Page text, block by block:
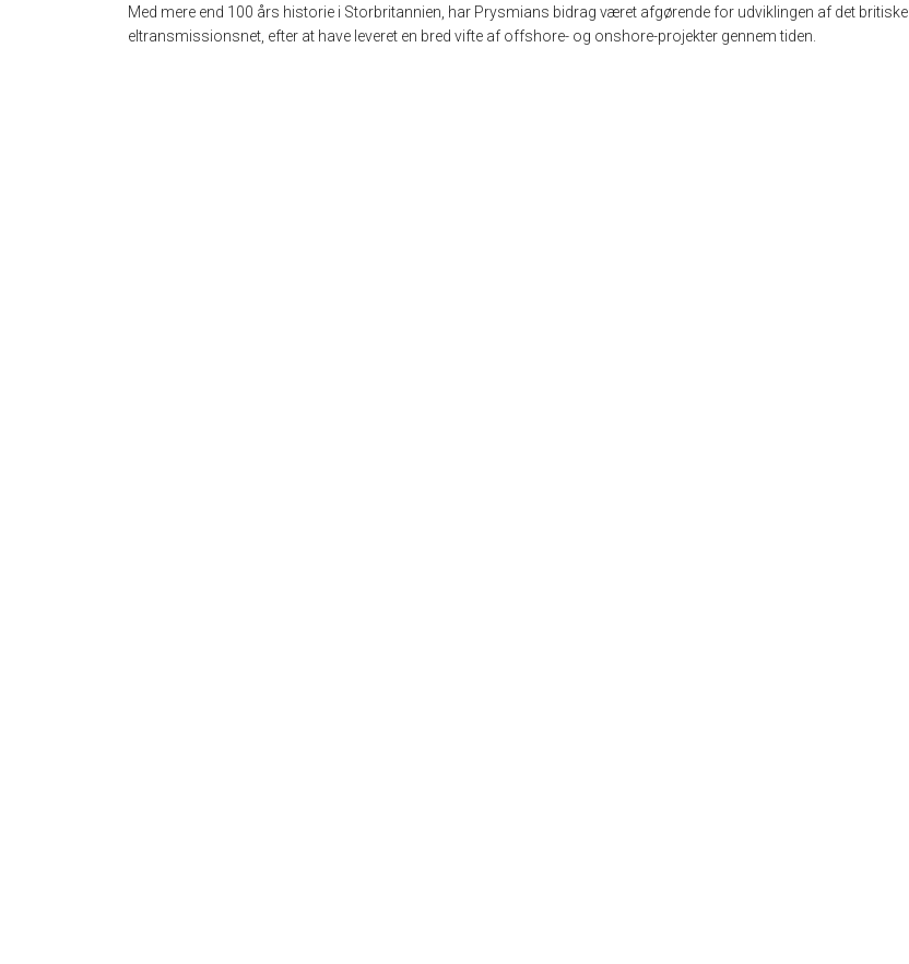
Med mere end 100 års historie i Storbritannien, har Prysmians bidrag været afgørende for udviklingen af det britiske
eltransmissionsnet, efter at have leveret en bred vifte af offshore- og onshore-projekter gennem tiden.